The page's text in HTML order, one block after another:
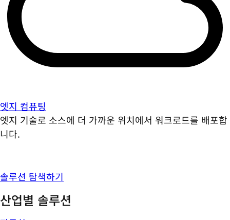
엣지 컴퓨팅
엣지 기술로 소스에 더 가까운 위치에서 워크로드를 배포합
니다.
솔루션 탐색하기
산업별 솔루션